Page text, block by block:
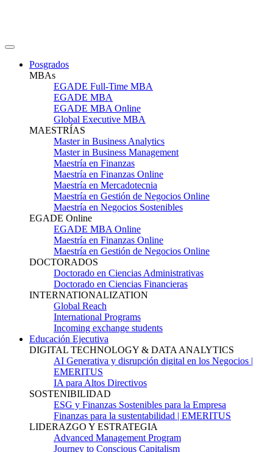
Posgrados
MBAs
EGADE Full-Time MBA
EGADE MBA
EGADE MBA Online
Global Executive MBA
MAESTRÍAS
Master in Business Analytics
Master in Business Management
Maestría en Finanzas
Maestría en Finanzas Online
Maestría en Mercadotecnia
Maestría en Gestión de Negocios Online
Maestría en Negocios Sostenibles
EGADE Online
EGADE MBA Online
Maestría en Finanzas Online
Maestría en Gestión de Negocios Online
DOCTORADOS
Doctorado en Ciencias Administrativas
Doctorado en Ciencias Financieras
INTERNATIONALIZATION
Global Reach
International Programs
Incoming exchange students
Educación Ejecutiva
DIGITAL TECHNOLOGY & DATA ANALYTICS
AI Generativa y disrupción digital en los Negocios |
EMERITUS
IA para Altos Directivos
SOSTENIBILIDAD
ESG y Finanzas Sostenibles para la Empresa
Finanzas para la sustentabilidad | EMERITUS
LIDERAZGO Y ESTRATEGIA
Advanced Management Program
Journey to Conscious Capitalism